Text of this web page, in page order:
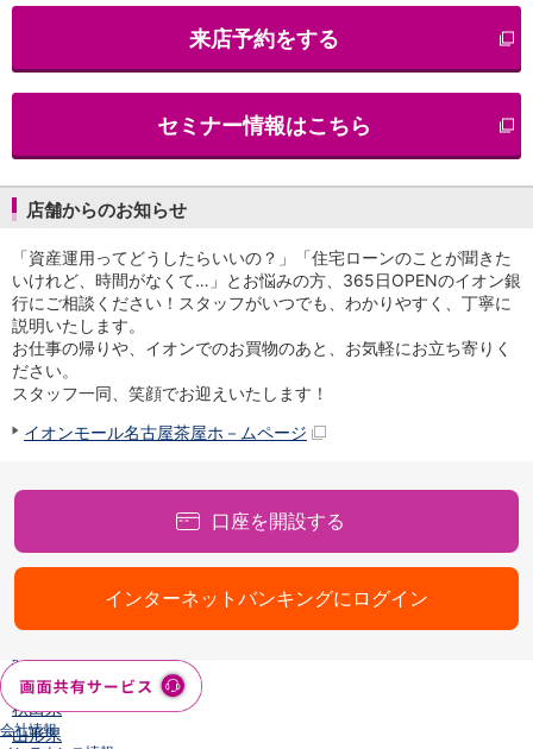
支払・入金TOP
AEON Pay
自動入金サービス
スマホ決済アプリ
サービス
Myステージ
相続・税務のご相談
電子マネーWAON
セキュリティ
インボイス
手数料
キャンペーン
店舗
青森県
岩手県
宮城県
秋田県
山形県
来店予約をする
セミナー情報はこちら
店舗からのお知らせ
「資産運用ってどうしたらいいの？」「住宅ローンのことが聞きた
いけれど、時間がなくて…」とお悩みの方、365日OPENのイオン銀
行にご相談ください！スタッフがいつでも、わかりやすく、丁寧に
説明いたします。
お仕事の帰りや、イオンでのお買物のあと、お気軽にお立ち寄りく
ださい。
スタッフ一同、笑顔でお迎えいたします！
イオンモール名古屋茶屋ホ－ムページ
口座を開設する
インターネットバンキングにログイン
会社情報